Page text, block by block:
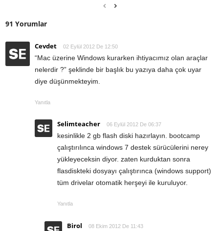
91 Yorumlar
Cevdet 02 Eylül 2012 De 12:50
“Mac üzerine Windows kurarken ihtiyacımız olan araçlar
nelerdir ?” şeklinde bir başlık bu yazıya daha çok uyar
diye düşünmekteyim.
Yanıtla
Selimteacher 06 Eylül 2012 De 06:37
kesinlikle 2 gb flash diski hazırlayın. bootcamp
çalıştırılınca windows 7 destek sürücülerini nerey
yükleyeceksin diyor. zaten kurduktan sonra
flasdiskteki dosyayı çalıştırınca (windows support)
tüm drivelar otomatik herşeyi ile kuruluyor.
Yanıtla
Birol 08 Ekim 2012 De 11:43